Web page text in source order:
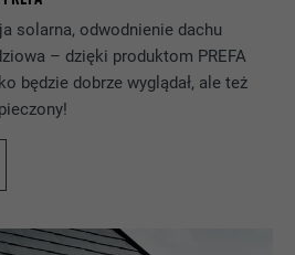
solarna, odwodnienie dachu
– dzięki produktom PREFA
będzie dobrze wyglądał, ale też
do zapewnienia
prawidłowego atrybutu
dla wszystkich plików cookie w